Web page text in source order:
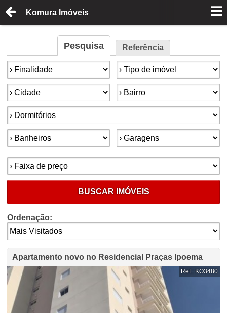
Komura Imóveis
Pesquisa Referência
Finalidade: Tipo de imóvel:
Cidade: Bairro:
Dormitórios:
Banheiros: Garagens:
Faixa de preço:
BUSCAR IMÓVEIS
Ordenação:
Apartamento novo no Residencial Praças Ipoema
Ref.: KO3480